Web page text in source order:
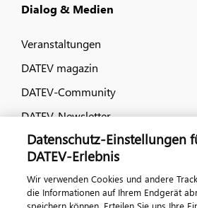
Dialog & Medien
Veranstaltungen
DATEV magazin
DATEV-Community
DATEV-Newsletter
Kontaktieren Sie
Datenschutz-Einstellungen
DATEV-Erlebnis
Wir verwenden Cookies und andere
die Informationen auf Ihrem Endgerät
speichern können. Erteilen Sie uns Ihre